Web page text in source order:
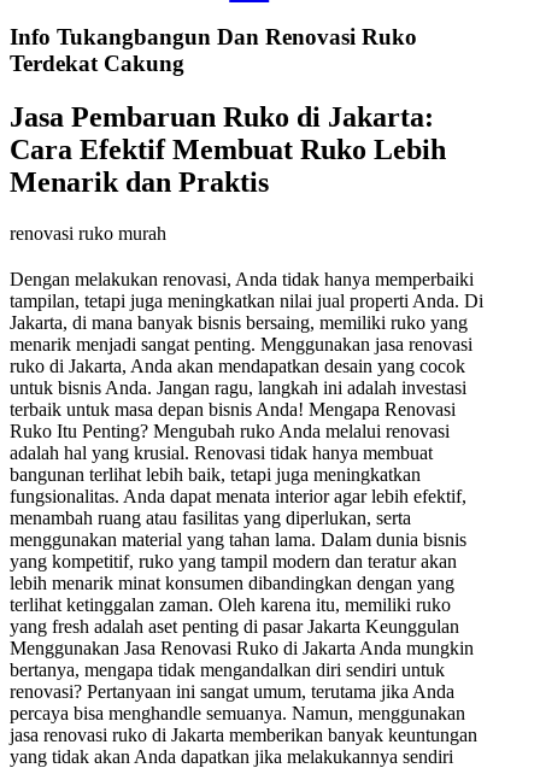
Info Tukangbangun Dan Renovasi Ruko
Terdekat Cakung
Jasa Pembaruan Ruko di Jakarta:
Cara Efektif Membuat Ruko Lebih
Menarik dan Praktis
renovasi ruko murah
Dengan melakukan renovasi, Anda tidak hanya memperbaiki
tampilan, tetapi juga meningkatkan nilai jual properti Anda. Di
Jakarta, di mana banyak bisnis bersaing, memiliki ruko yang
menarik menjadi sangat penting. Menggunakan jasa renovasi
ruko di Jakarta, Anda akan mendapatkan desain yang cocok
untuk bisnis Anda. Jangan ragu, langkah ini adalah investasi
terbaik untuk masa depan bisnis Anda! Mengapa Renovasi
Ruko Itu Penting? Mengubah ruko Anda melalui renovasi
adalah hal yang krusial. Renovasi tidak hanya membuat
bangunan terlihat lebih baik, tetapi juga meningkatkan
fungsionalitas. Anda dapat menata interior agar lebih efektif,
menambah ruang atau fasilitas yang diperlukan, serta
menggunakan material yang tahan lama. Dalam dunia bisnis
yang kompetitif, ruko yang tampil modern dan teratur akan
lebih menarik minat konsumen dibandingkan dengan yang
terlihat ketinggalan zaman. Oleh karena itu, memiliki ruko
yang fresh adalah aset penting di pasar Jakarta Keunggulan
Menggunakan Jasa Renovasi Ruko di Jakarta Anda mungkin
bertanya, mengapa tidak mengandalkan diri sendiri untuk
renovasi? Pertanyaan ini sangat umum, terutama jika Anda
percaya bisa menghandle semuanya. Namun, menggunakan
jasa renovasi ruko di Jakarta memberikan banyak keuntungan
yang tidak akan Anda dapatkan jika melakukannya sendiri